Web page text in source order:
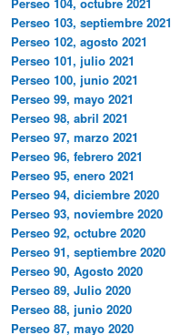
Perseo 103, septiembre 2021
Perseo 102, agosto 2021
Perseo 101, julio 2021
Perseo 100, junio 2021
Perseo 99, mayo 2021
Perseo 98, abril 2021
Perseo 97, marzo 2021
Perseo 96, febrero 2021
Perseo 95, enero 2021
Perseo 94, diciembre 2020
Perseo 93, noviembre 2020
Perseo 92, octubre 2020
Perseo 91, septiembre 2020
Perseo 90, Agosto 2020
Perseo 89, Julio 2020
Perseo 88, junio 2020
Perseo 87, mayo 2020